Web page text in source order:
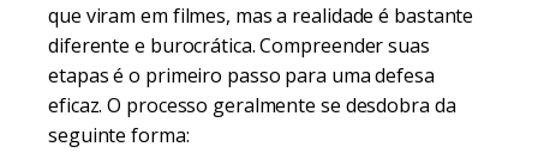
que viram em filmes, mas a realidade é bastante
diferente e burocrática. Compreender suas
etapas é o primeiro passo para uma defesa
eficaz. O processo geralmente se desdobra da
seguinte forma: